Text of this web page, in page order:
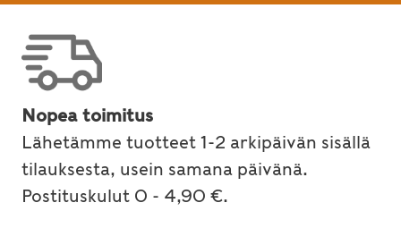
Nopea toimitus
Lähetämme tuotteet 1-2 arkipäivän sisällä
tilauksesta, usein samana päivänä.
Postituskulut 0 - 4,90 €.